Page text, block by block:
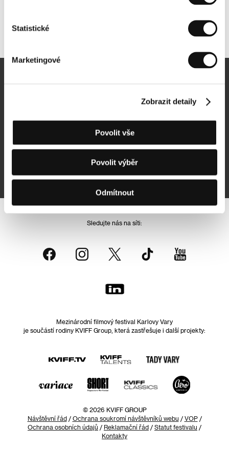
Statistické
Marketingové
Zobrazit detaily
Povolit vše
Povolit výběr
Odmítnout
Přihlásit se k odběru
Přihlášením souhlasím sezpracováním osobních údajů
Sledujte nás na síti:
Mezinárodní filmový festival Karlovy Vary
je součástí rodiny KVIFF Group, která zastřešuje i další projekty:
© 2026 KVIFF GROUP
Návštěvní řád/ Ochrana soukromí návštěvníků webu / VOP/
Ochrana osobních údajů / Reklamační řád / Statut festivalu /
Kontakty